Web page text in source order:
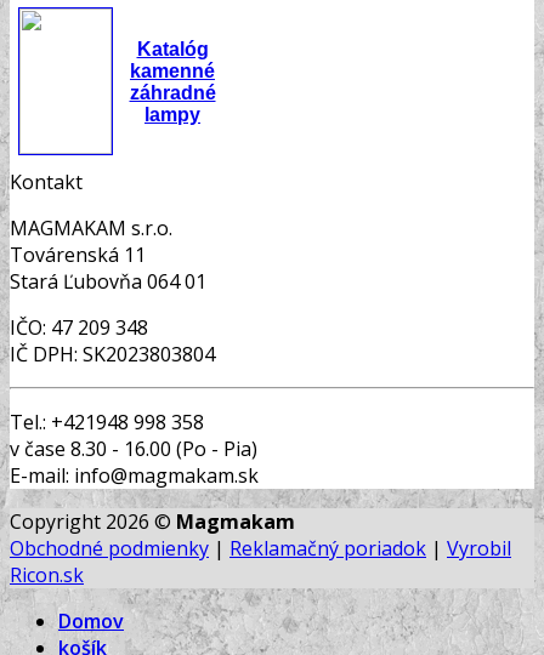
Katalóg
kamenné
záhradné
lampy
Kontakt
MAGMAKAM s.r.o.
Továrenská 11
Stará Ľubovňa 064 01
IČO: 47 209 348
IČ DPH: SK2023803804
Tel.: +421948 998 358
v čase 8.30 - 16.00 (Po - Pia)
E-mail: info@magmakam.sk
Copyright 2026 © Magmakam
Obchodné podmienky | Reklamačný poriadok | Vyrobil
Ricon.sk
Domov
košík